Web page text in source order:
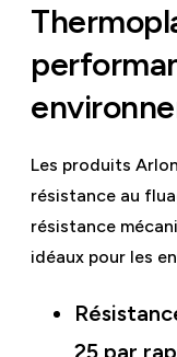
Les produits
résistance au
résistance
idéaux pour les
25 par